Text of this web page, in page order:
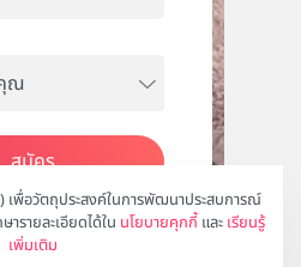
พื่อวัตถุประสงค์ในการพัฒนาประสบการณ์
รายละเอียดได้ใน นโยบายคุกกี้ และ เรียนรู้
เพิ่มเติม
สมัคร